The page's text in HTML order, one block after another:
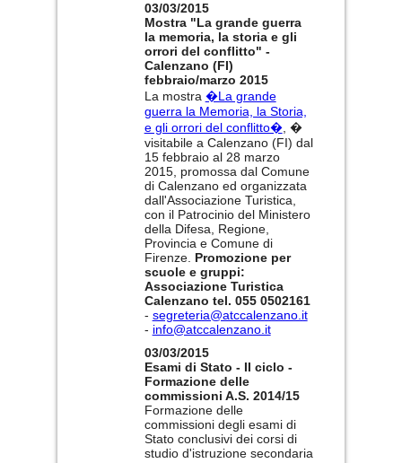
03/03/2015
Mostra "La grande guerra
la memoria, la storia e gli
orrori del conflitto" -
Calenzano (FI)
febbraio/marzo 2015
La mostra �La grande
guerra la Memoria, la Storia,
e gli orrori del conflitto�, �
visitabile a Calenzano (FI) dal
15 febbraio al 28 marzo
2015, promossa dal Comune
di Calenzano ed organizzata
dall'Associazione Turistica,
con il Patrocinio del Ministero
della Difesa, Regione,
Provincia e Comune di
Firenze. Promozione per
scuole e gruppi:
Associazione Turistica
Calenzano tel. 055 0502161
- segreteria@atccalenzano.it
- info@atccalenzano.it
03/03/2015
Esami di Stato - II ciclo -
Formazione delle
commissioni A.S. 2014/15
Formazione delle
commissioni degli esami di
Stato conclusivi dei corsi di
studio d'istruzione secondaria